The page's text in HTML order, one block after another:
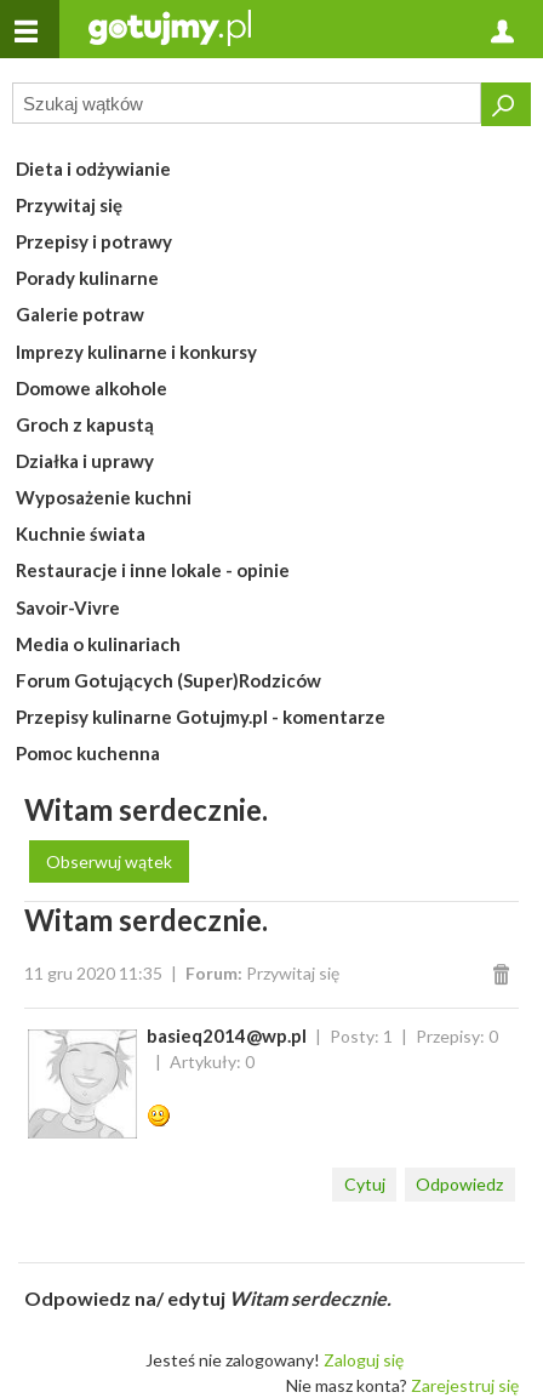
Dieta i odżywianie
Przywitaj się
Przepisy i potrawy
Porady kulinarne
Galerie potraw
Imprezy kulinarne i konkursy
Domowe alkohole
Groch z kapustą
Działka i uprawy
Wyposażenie kuchni
Kuchnie świata
Restauracje i inne lokale - opinie
Savoir-Vivre
Media o kulinariach
Forum Gotujących (Super)Rodziców
Przepisy kulinarne Gotujmy.pl - komentarze
Pomoc kuchenna
Witam serdecznie.
Obserwuj wątek
Witam serdecznie.
11 gru 2020 11:35 Forum: Przywitaj się
basieq2014@wp.pl Posty: 1
Przepisy: 0
Artykuły: 0
Odpowiedz
Cytuj
Odpowiedz na/ edytuj Witam serdecznie.
Jesteś nie zalogowany! Zaloguj się
Nie masz konta? Zarejestruj się